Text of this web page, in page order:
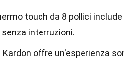
touch da 8 pollici include
interruzioni.
offre un'esperienza